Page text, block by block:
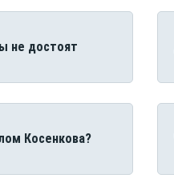
не достоят
Косенкова?